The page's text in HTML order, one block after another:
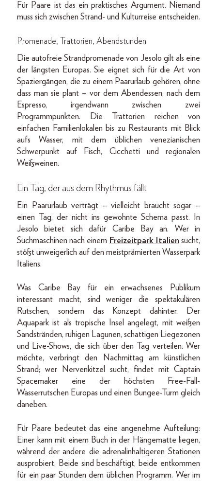
Für Paare ist das ein praktisches Argument. Niemand
muss sich zwischen Strand- und Kulturreise entscheiden.
Promenade, Trattorien, Abendstunden
Die autofreie Strandpromenade von Jesolo gilt als eine
der längsten Europas. Sie eignet sich für die Art von
Spaziergängen, die zu einem Paarurlaub gehören, ohne
dass man sie plant – vor dem Abendessen, nach dem
Espresso, irgendwann zwischen zwei
Programmpunkten. Die Trattorien reichen von
einfachen Familienlokalen bis zu Restaurants mit Blick
aufs Wasser, mit dem üblichen venezianischen
Schwerpunkt auf Fisch, Cicchetti und regionalen
Weißweinen.
Ein Tag, der aus dem Rhythmus fällt
Ein Paarurlaub verträgt – vielleicht braucht sogar –
einen Tag, der nicht ins gewohnte Schema passt. In
Jesolo bietet sich dafür Caribe Bay an. Wer in
Suchmaschinen nach einem Freizeitpark Italien sucht,
stößt unweigerlich auf den meistprämierten Wasserpark
Italiens.
Was Caribe Bay für ein erwachsenes Publikum
interessant macht, sind weniger die spektakulären
Rutschen, sondern das Konzept dahinter. Der
Aquapark ist als tropische Insel angelegt, mit weißen
Sandstränden, ruhigen Lagunen, schattigen Liegezonen
und Live-Shows, die sich über den Tag verteilen. Wer
möchte, verbringt den Nachmittag am künstlichen
Strand; wer Nervenkitzel sucht, findet mit Captain
Spacemaker eine der höchsten Free-Fall-
Wasserrutschen Europas und einen Bungee-Turm gleich
daneben.
Für Paare bedeutet das eine angenehme Aufteilung:
Einer kann mit einem Buch in der Hängematte liegen,
während der andere die adrenalinhaltigeren Stationen
ausprobiert. Beide sind beschäftigt, beide entkommen
für ein paar Stunden dem üblichen Programm. Wer im